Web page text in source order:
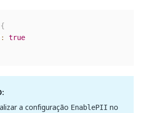
{
:
true
a configuração EnablePII no